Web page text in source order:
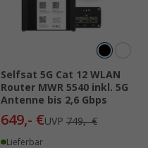
Selfsat 5G Cat 12 WLAN
Router MWR 5540 inkl. 5G
Antenne bis 2,6 Gbps
649,- €UVP 749,- €
Lieferbar